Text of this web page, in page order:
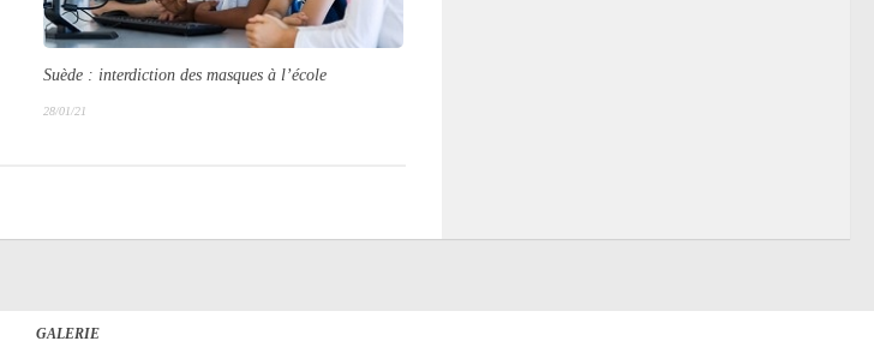
Suède : interdiction des masques à l’école
28/01/21
GALERIE